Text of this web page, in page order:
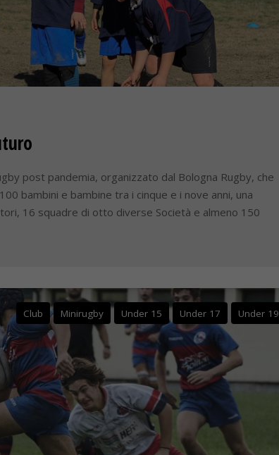
post pandemia, organizzato dal Bologna Rugby, che
bambini e bambine tra i cinque e i nove anni, una
16 squadre di otto diverse Società e almeno 150
Club Minirugby Under 15 Under 17 Under 19